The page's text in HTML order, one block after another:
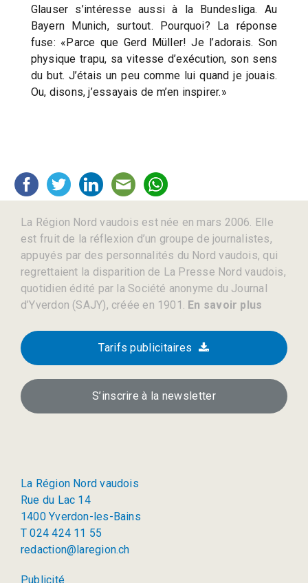
Glauser s’intéresse aussi à la Bundesliga. Au
Bayern Munich, surtout. Pourquoi? La réponse
fuse: «Parce que Gerd Müller! Je l’adorais. Son
physique trapu, sa vitesse d’exécution, son sens
du but. J’étais un peu comme lui quand je jouais.
Ou, disons, j’essayais de m’en inspirer.»
La Région Nord vaudois est née en mars 2006. Elle
est fruit de la réflexion d’un groupe de journalistes,
appuyés par des personnalités du Nord vaudois, qui
regrettaient la disparition de La Presse Nord vaudois,
quotidien édité par la Société anonyme du Journal
d’Yverdon (SAJY), créée en 1901. En savoir plus
Tarifs publicitaires
S’inscrire à la newsletter
La Région Nord vaudois
Rue du Lac 14
1400 Yverdon-les-Bains
T 024 424 11 55
redaction@laregion.ch
Publicité